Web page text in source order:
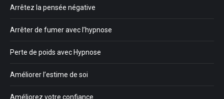
Arrêtez la pensée négative
Arrêter de fumer avec l’hypnose
Perte de poids avec Hypnose
Améliorer l’estime de soi
Améliorez votre confiance